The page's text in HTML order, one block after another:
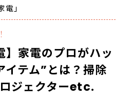
」
】家電のプロがハッ
イテム”とは？掃除
ジェクターetc.